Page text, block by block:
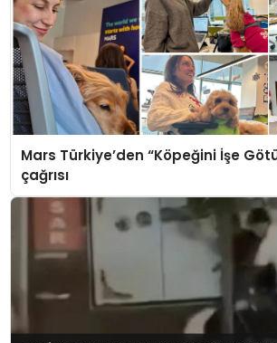
Mars Türkiye’den “Köpeğini İşe
çağrısı